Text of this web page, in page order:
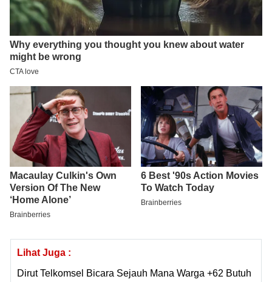
Lihat Juga :
Dirut Telkomsel Bicara Sejauh Mana Warga +62 Butuh